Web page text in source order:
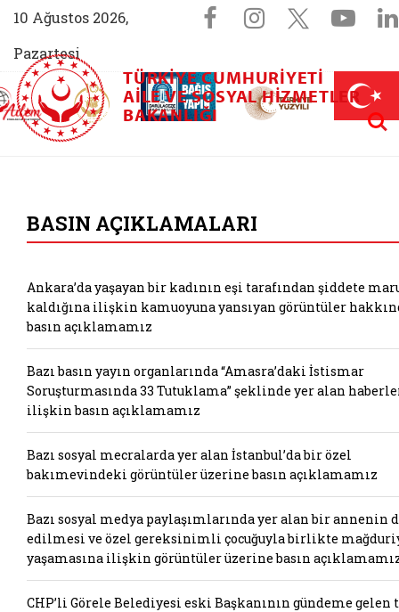
10 Ağustos 2026,
Pazartesi
Sosyal
Facebook
Instagram
X
Aile (yeni sekmede açılır)
AİLEM İletişim Merkezi (yeni sekmede açılır)
Aile ve Nüfus On Yılı (yeni sekmede açılır)
Darülaceze bağış sayfası (yeni
TÜRKIYE CUMHURIYETI
AILE VE SOSYAL HIZMETLER
BAKANLIĞI
BASIN AÇIKLAMALARI
Ankara’da yaşayan bir kadının eşi tarafından şiddete
kaldığına ilişkin kamuoyuna yansıyan görüntüler
basın açıklamamız
Bazı basın yayın organlarında “Amasra’daki İstismar
Soruşturmasında 33 Tutuklama” şeklinde yer alan
ilişkin basın açıklamamız
Bazı sosyal mecralarda yer alan İstanbul’da bir özel
bakımevindeki görüntüler üzerine basın açıklamamız
Bazı sosyal medya paylaşımlarında yer alan bir annenin
edilmesi ve özel gereksinimli çocuğuyla birlikte
yaşamasına ilişkin görüntüler üzerine basın
CHP’li Görele Belediyesi eski Başkanının gündeme gelen